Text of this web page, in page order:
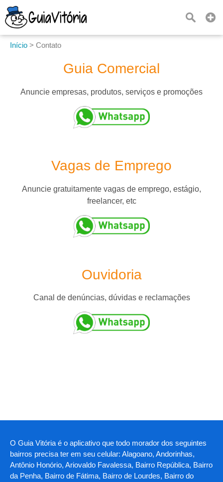
Início > Contato
Guia Comercial
Anuncie empresas, produtos, serviços e promoções
Vagas de Emprego
Anuncie gratuitamente vagas de emprego, estágio,
freelancer, etc
Ouvidoria
Canal de denúncias, dúvidas e reclamações
O Guia Vitória é o aplicativo que todo morador dos seguintes
bairros precisa ter em seu celular: Alagoano, Andorinhas,
Antônio Honório, Ariovaldo Favalessa, Bairro República, Bairro
da Penha, Bairro de Fátima, Bairro de Lourdes, Bairro do